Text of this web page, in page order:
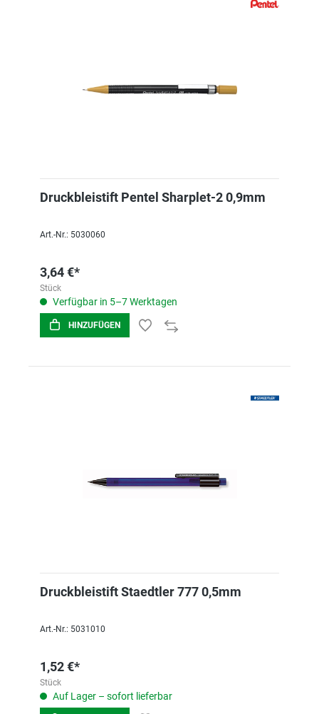
Druckbleistift Pentel Sharplet-2 0,9mm
Art.-Nr.: 5030060
3,64 €*
Stück
Verfügbar in 5–7 Werktagen
HINZUFÜGEN
Druckbleistift Staedtler 777 0,5mm
Art.-Nr.: 5031010
1,52 €*
Stück
Auf Lager – sofort lieferbar